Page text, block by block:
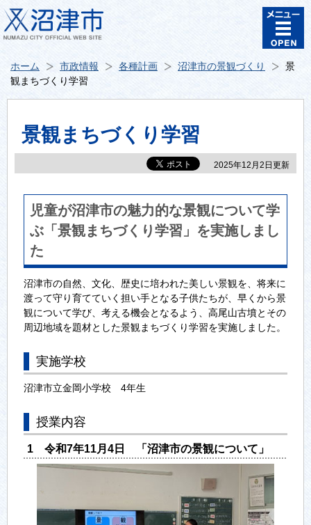
ホーム 市政情報 各種計画 沼津市の景観づくり
景
観まちづくり学習
景観まちづくり学習
2025年12月2日更新
児童が沼津市の魅力的な景観について学
ぶ「景観まちづくり学習」を実施しまし
た
沼津市の自然、文化、歴史に培われた美しい景観を、将来に
渡って守り育てていく担い手となる子供たちが、早くから景
観について学び、考える機会となるよう、高尾山古墳とその
周辺地域を題材とした景観まちづくり学習を実施しました。
実施学校
沼津市立金岡小学校 4年生
授業内容
1 令和7年11月4日 「沼津市の景観について」